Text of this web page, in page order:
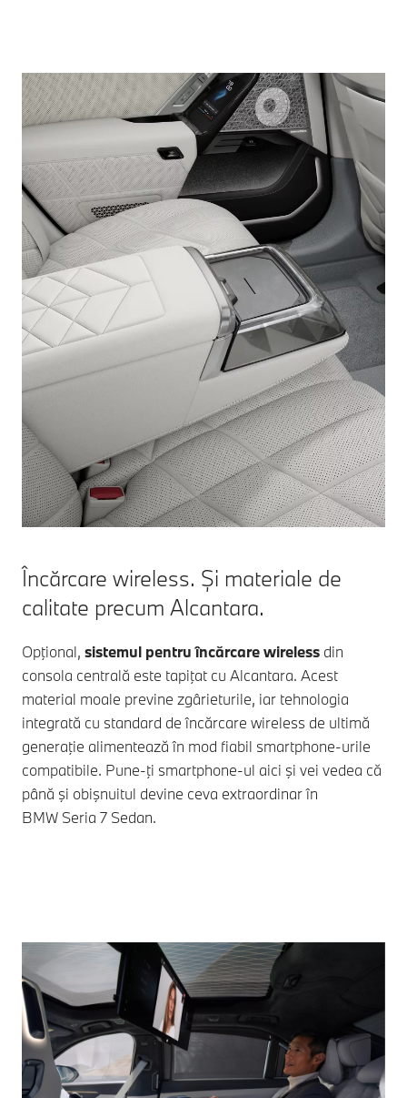
Încărcare wireless. Și materiale de
calitate precum Alcantara.
Opţional, sistemul pentru încărcare wireless din
consola centrală este tapiţat cu Alcantara. Acest
material moale previne zgârieturile, iar tehnologia
integrată cu standard de încărcare wireless de ultimă
generaţie alimentează în mod fiabil smartphone-urile
compatibile. Pune-ţi smartphone-ul aici şi vei vedea că
până şi obişnuitul devine ceva extraordinar în
BMW Seria 7 Sedan.